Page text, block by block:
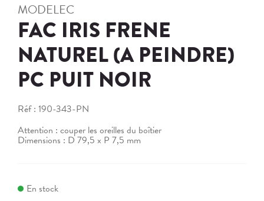
MODELEC
FAC IRIS FRENE
NATUREL (A PEINDRE)
PC PUIT NOIR
Réf : 190-343-PN
Attention : couper les oreilles du boîtier
Dimensions : D 79,5 x P 7,5 mm
En stock